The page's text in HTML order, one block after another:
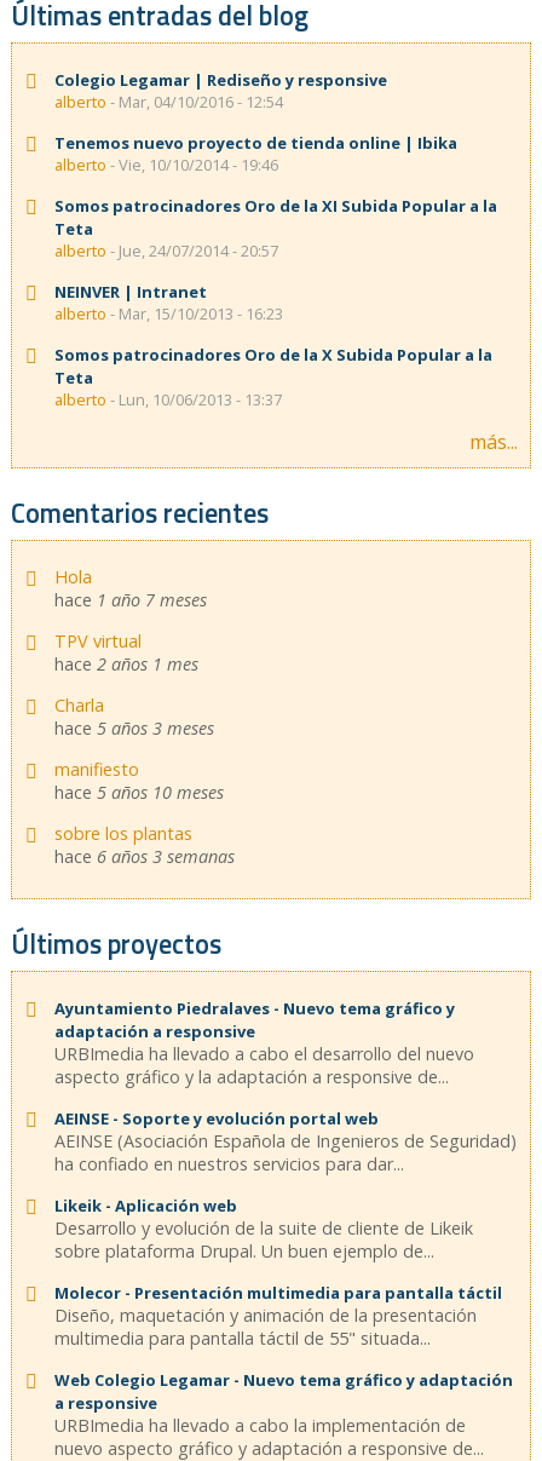
Últimas entradas del blog
Colegio Legamar | Rediseño y responsive
alberto - Mar, 04/10/2016 - 12:54
Tenemos nuevo proyecto de tienda online | Ibika
alberto - Vie, 10/10/2014 - 19:46
Somos patrocinadores Oro de la XI Subida Popular a la
Teta
alberto - Jue, 24/07/2014 - 20:57
NEINVER | Intranet
alberto - Mar, 15/10/2013 - 16:23
Somos patrocinadores Oro de la X Subida Popular a la
Teta
alberto - Lun, 10/06/2013 - 13:37
más...
Comentarios recientes
Hola
hace 1 año 7 meses
TPV virtual
hace 2 años 1 mes
Charla
hace 5 años 3 meses
manifiesto
hace 5 años 10 meses
sobre los plantas
hace 6 años 3 semanas
Últimos proyectos
Ayuntamiento Piedralaves - Nuevo tema gráfico y
adaptación a responsive
URBImedia ha llevado a cabo el desarrollo del nuevo
aspecto gráfico y la adaptación a responsive de...
AEINSE - Soporte y evolución portal web
AEINSE (Asociación Española de Ingenieros de Seguridad)
ha confiado en nuestros servicios para dar...
Likeik - Aplicación web
Desarrollo y evolución de la suite de cliente de Likeik
sobre plataforma Drupal. Un buen ejemplo de...
Molecor - Presentación multimedia para pantalla táctil
Diseño, maquetación y animación de la presentación
multimedia para pantalla táctil de 55" situada...
Web Colegio Legamar - Nuevo tema gráfico y adaptación
a responsive
URBImedia ha llevado a cabo la implementación de
nuevo aspecto gráfico y adaptación a responsive de...